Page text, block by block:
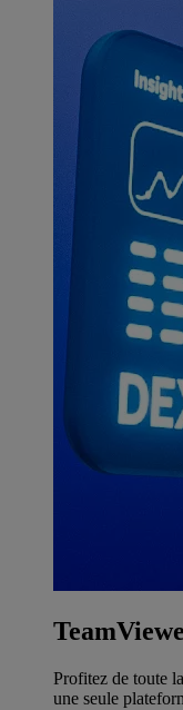
Profitez de toute
une seule